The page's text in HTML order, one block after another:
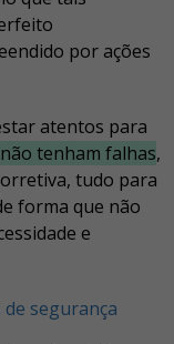
por ações
atentos para
tenham falhas,
tudo para
forma que não
e
de segurança